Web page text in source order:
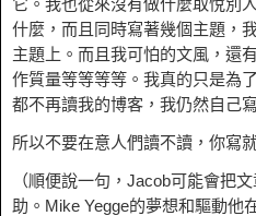
什麼，而且同時寫著幾個主題，
主題上。而且我可怕的文風，還
作質量等等等等。我真的只是為
都不再讀我的博客，我仍然自己
所以不要在意人們讀不讀，你寫
（順便說一句，Jacob可能會把
助。Mike Yegge的夢想和驅動他